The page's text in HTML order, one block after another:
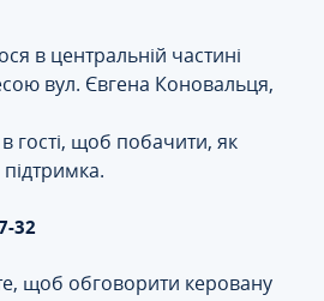
в центральній частині
вул. Євгена Коновальця,
гості, щоб побачити, як
32
щоб обговорити керовану